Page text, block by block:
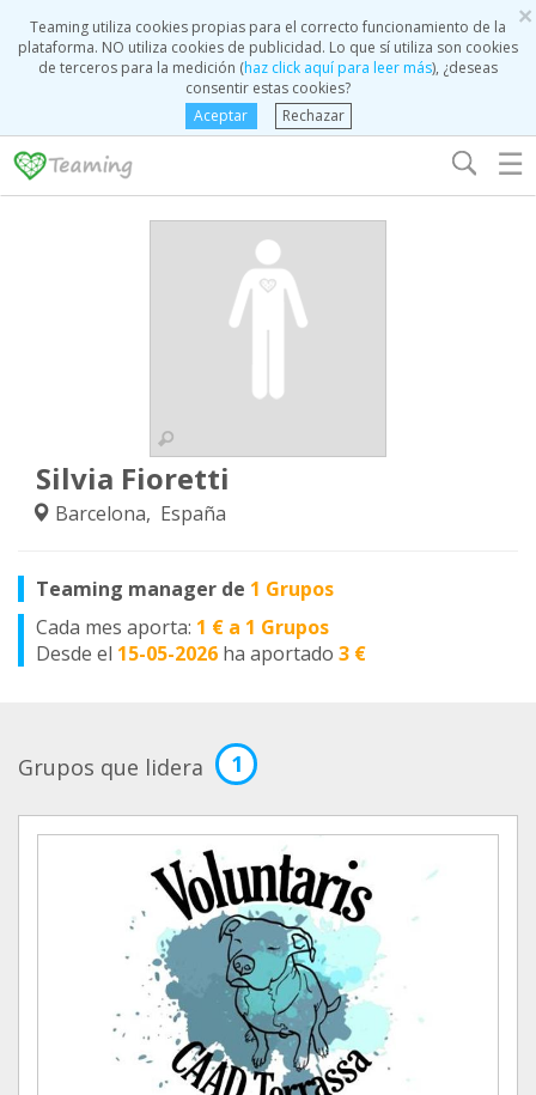
×
Teaming utiliza cookies propias para el correcto funcionamiento de la
plataforma. NO utiliza cookies de publicidad. Lo que sí utiliza son cookies
de terceros para la medición (haz click aquí para leer más), ¿deseas
consentir estas cookies?
Aceptar
Rechazar
☰
Silvia Fioretti
Barcelona, España
Teaming manager de 1 Grupos
Cada mes aporta: 1 € a 1 Grupos
Desde el 15-05-2026 ha aportado 3 €
Grupos que lidera 1